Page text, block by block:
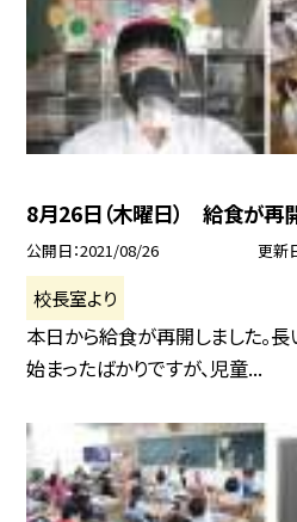
8月26日（木曜日） 給食が再
公開日 2021/08/26 更新
校長室より
本日から給食が再開しました。
始まったばかりですが、児童...